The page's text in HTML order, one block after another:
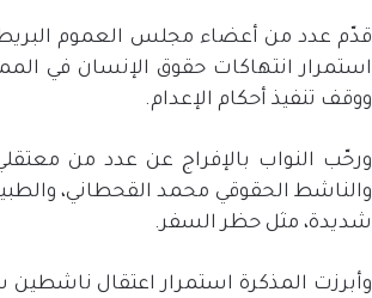
قدّم عدد من أعضاء مجلس العموم
استمرار انتهاكات حقوق الإنسان في
ووقف تنفيذ أحكام الإعدام.
ورحّب النواب بالإفراج عن عدد من
والناشط الحقوقي محمد القحطاني،
شديدة، مثل حظر السفر.
وأبرزت المذكرة استمرار اعتقال